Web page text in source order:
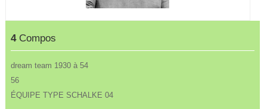
4Compos
dream team 1930 à 54
56
ÉQUIPE TYPE SCHALKE 04